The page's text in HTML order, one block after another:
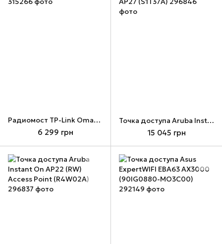
Радиомост TP-Link Omada EAP211-Bridge Kit
6 299 грн
Точка доступа Aruba Instant On Access Point AP27 (S1T37A)
15 045 грн